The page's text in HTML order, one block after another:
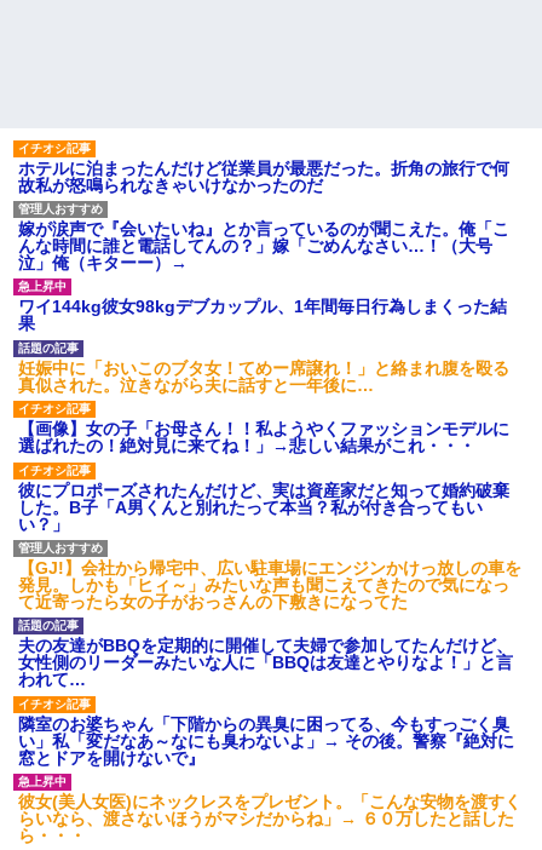
私「初めて飲む味だけどなん
のお茶？」彼「ちっ！」私「」
【GIF】JSのカンチョーワロ
タ
後続車にクラクションを鳴ら
され彼氏が逆切れ。「何クラク
ション鳴らしてんだ！降りてこ
いよ！」と怒鳴りだし...
【衝撃】報酬100万円超の治験
募集がこちらｗｗｗｗｗ(※画像
あり)
【ネット騒然】惨殺されたタ
ワマン頂き女子のこの動画、す
げえええええｗｗｗｗｗｗｗｗ
ｗｗｗ
【愕然】白のクラウン俺氏、
高速道路左車線を制限速度で走
った結果wwwwwwwwwwww
百年の恋12-899 食べた量を
張り合ってくる
【悲報】佐藤輝明・・・２軍
でも盛大にやらかす←あまり悲
しませないでくれ
るのに手土産なんて考えたこと
なかった…
みたよ
ホテルに泊まったんだけど従業員が最悪だった。折角の旅行で何
故私が怒鳴られなきゃいけなかったのだ
嫁が涙声で『会いたいね』とか言っているのが聞こえた。俺「こ
んな時間に誰と電話してんの？」嫁「ごめんなさい…！（大号
泣」俺（キターー）→
ワイ144kg彼女98kgデブカップル、1年間毎日行為しまくった結
果
妊娠中に「おいこのブタ女！てめー席譲れ！」と絡まれ腹を殴る
真似された。泣きながら夫に話すと一年後に…
【画像】女の子「お母さん！！私ようやくファッションモデルに
選ばれたの！絶対見に来てね！」→悲しい結果がこれ・・・
彼にプロポーズされたんだけど、実は資産家だと知って婚約破棄
した。B子「A男くんと別れたって本当？私が付き合ってもい
い？」
【GJ!】会社から帰宅中、広い駐車場にエンジンかけっ放しの車を
発見。しかも「ヒィ～」みたいな声も聞こえてきたので気になっ
て近寄ったら女の子がおっさんの下敷きになってた
夫の友達がBBQを定期的に開催して夫婦で参加してたんだけど、
女性側のリーダーみたいな人に「BBQは友達とやりなよ！」と言
われて…
隣室のお婆ちゃん「下階からの異臭に困ってる、今もすっごく臭
い」私「変だなあ～なにも臭わないよ」→ その後。警察『絶対に
窓とドアを開けないで』
彼女(美人女医)にネックレスをプレゼント。「こんな安物を渡すく
らいなら、渡さないほうがマシだからね」→ ６０万したと話した
ら・・・